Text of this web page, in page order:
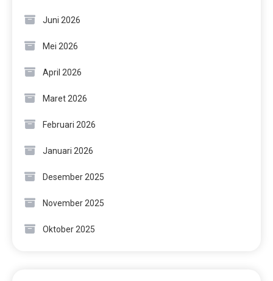
Juni 2026
Mei 2026
April 2026
Maret 2026
Februari 2026
Januari 2026
Desember 2025
November 2025
Oktober 2025